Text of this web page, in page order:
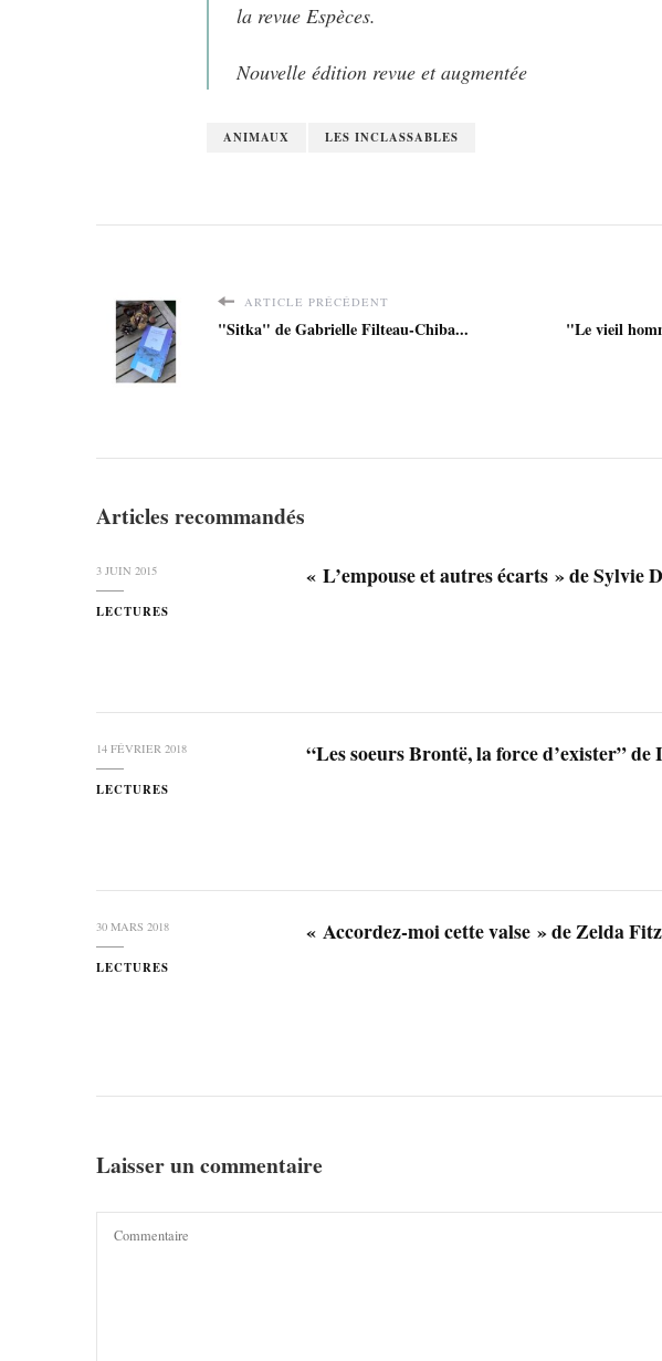
la revue Espèces.
Nouvelle édition revue et augmentée
ANIMAUX LES INCLASSABLES
ARTICLE PRÉCÉDENT
"Sitka" de Gabrielle Filteau-Chiba... "Le vieil
Articles recommandés
3 JUIN 2015
LECTURES
« L’empouse et autres écarts » de Sylvie
14 FÉVRIER 2018
LECTURES
“Les soeurs Brontë, la force d’exister”
30 MARS 2018
LECTURES
« Accordez-moi cette valse » de Zelda
Laisser un commentaire